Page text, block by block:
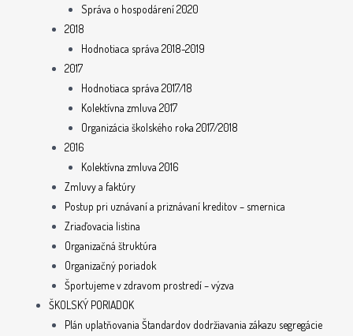
Správa o hospodárení 2020
2018
Hodnotiaca správa 2018-2019
2017
Hodnotiaca správa 2017/18
Kolektívna zmluva 2017
Organizácia školského roka 2017/2018
2016
Kolektívna zmluva 2016
Zmluvy a faktúry
Postup pri uznávaní a priznávaní kreditov – smernica
Zriaďovacia listina
Organizačná štruktúra
Organizačný poriadok
Športujeme v zdravom prostredí – výzva
ŠKOLSKÝ PORIADOK
Plán uplatňovania Štandardov dodržiavania zákazu segregácie